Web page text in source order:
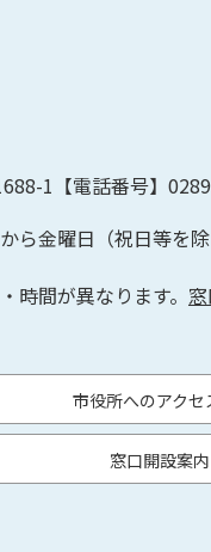
1【電話番号】
ら金曜日（祝日等を
時間が異なります。
市役所へのアクセ
窓口開設案内